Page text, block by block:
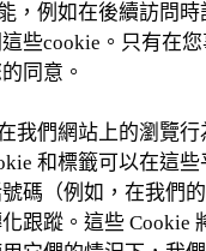
，例如在後續訪問
些cookie。只有在
同意。
我們網站上的瀏覽
和標籤可以在這
碼（例如，在我們
跟蹤。這些 Cookie